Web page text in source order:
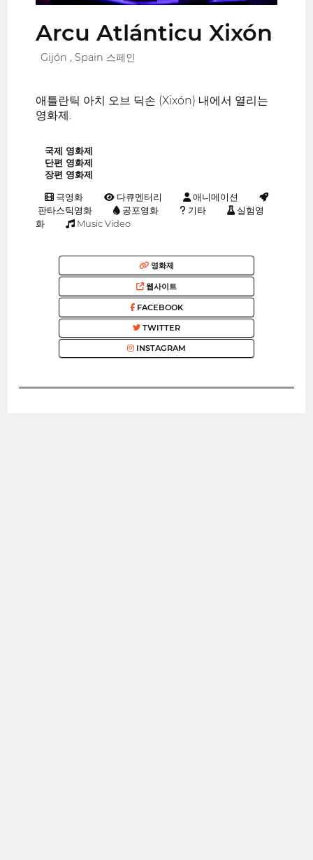
Arcu Atlánticu Xixón
Gijón , Spain 스페인
애틀란틱 아치 오브 딕손 (Xixón) 내에서 열리는
영화제.
국제 영화제
단편 영화제
장편 영화제
극영화 다큐멘터리
애니메이션
판타스틱영화
공포영화 기타
실험영
화
Music Video
영화제
웹사이트
FACEBOOK
TWITTER
INSTAGRAM